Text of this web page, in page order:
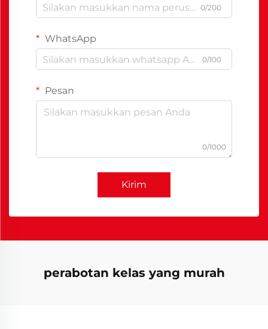
0/200
WhatsApp
0/100
Pesan
0/1000
Kirim
perabotan kelas yang murah